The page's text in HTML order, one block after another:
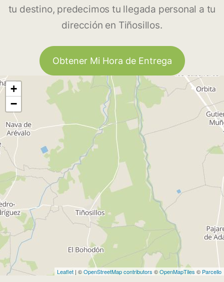
tu destino, predecimos tu llegada personal a tu
dirección en Tiñosillos.
Obtener Mi Hora de Entrega
+
−
Leaflet | ©OpenStreetMap contributors ©OpenMapTiles © Parcello